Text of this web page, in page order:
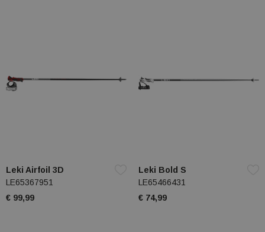
Leki Airfoil 3D
LE65367951
€ 99,99
Leki Bold S
LE65466431
€ 74,99